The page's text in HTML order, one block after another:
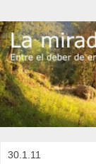
30.1.11